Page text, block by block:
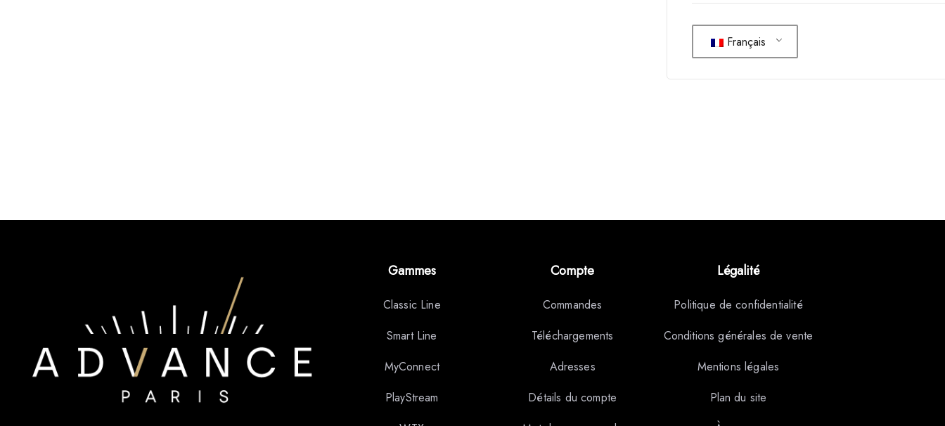
Français
Gammes
Classic Line
Smart Line
MyConnect
PlayStream
Compte
Commandes
Téléchargements
Adresses
Détails du compte
Légalité
Politique de confidentialité
Conditions générales de vente
Mentions légales
Plan du site